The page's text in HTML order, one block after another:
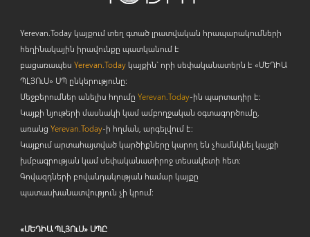
Yerevan.Today կայքում տեղ գտած լրատվական հրապարակումների
հեղինակային իրավունքը պատկանում է
բացառապես Yerevan.Todayկայքին` որի սեփականատերն է «ՄԵԴԻԱ
ՊԼՅՈւՍ» ՍՊ ընկերությունը։
Մեջբերումներ անելիս հղումը Yerevan.Today-ին պարտադիր է:
Կայքի նյութերի մասնակի կամ ամբողջական օգտագործումը,
առանց Yerevan.Today-ի հղման, արգելվում է:
Կայքում արտահայտված կարծիքները կարող են չհամնկնել կայքի
խմբագրության կամ սեփականատիրոջ տեսակետի հետ:
Գովազդների բովանդակության համար կայքը
պատասխանատվություն չի կրում:
«ՄԵԴԻԱ ՊԼՅՈւՍ» ՍՊԸ